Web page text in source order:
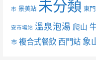
市 景美站 未分類 東
安市場站 溫泉泡湯 爬山
市 複合式餐飲 西門站 象